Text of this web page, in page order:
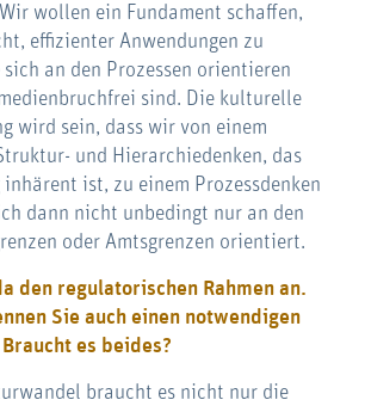
wollen ein Fundament schaffen,
effizienter Anwendungen zu
an den Prozessen orientieren
sind. Die kulturelle
wird sein, dass wir von einem
und Hierarchiedenken, das
ist, zu einem Prozessdenken
dann nicht unbedingt nur an den
oder Amtsgrenzen orientiert.
den regulatorischen Rahmen an.
Sie auch einen notwendigen
es beides?
braucht es nicht nur die